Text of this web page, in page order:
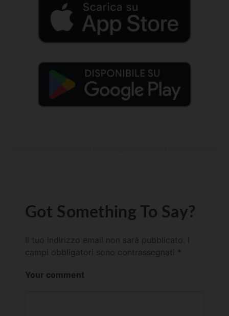
Got Something To Say?
Il tuo indirizzo email non sarà pubblicato.
campi obbligatori sono contrassegnati *
Your comment